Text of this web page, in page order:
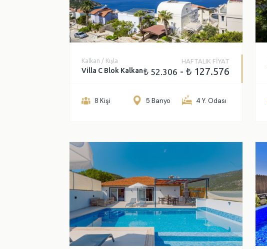
Kalkan / Kışla
Villa C Blok Kalkan
HAFTALIK FİYAT
₺ 52.306 - ₺ 127.576
8 Kişi 5 Banyo 4 Y. Odası